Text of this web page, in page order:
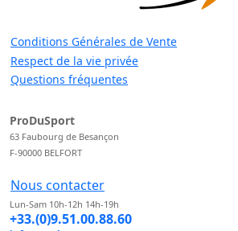
Conditions Générales de Vente
Respect de la vie privée
Questions fréquentes
ProDuSport
63 Faubourg de Besançon
F-90000 BELFORT
Nous contacter
Lun-Sam 10h-12h 14h-19h
+33.(0)9.51.00.88.60